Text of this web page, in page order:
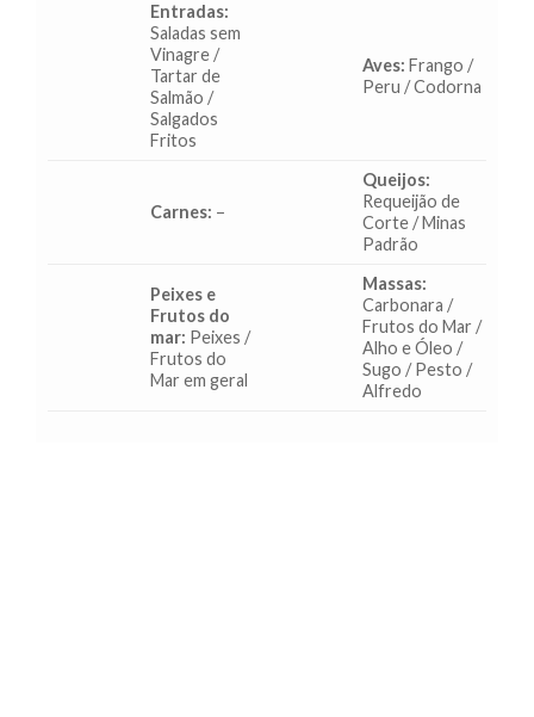
Entradas:
Saladas sem
Vinagre /
Tartar de
Salmão /
Salgados
Fritos
Aves: Frango /
Peru / Codorna
Carnes: –
Queijos:
Requeijão de
Corte / Minas
Padrão
Peixes e
Frutos do
mar: Peixes /
Frutos do
Mar em geral
Massas:
Carbonara /
Frutos do Mar /
Alho e Óleo /
Sugo / Pesto /
Alfredo